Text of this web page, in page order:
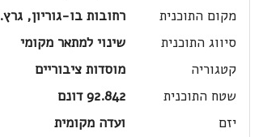
מקום התוכנית
רחובות בו-גוריון, גרץ.
סיווג התוכנית
שינוי למתאר מקומי
קטגוריה
מוסדות ציבוריים
שטח התוכנית
92.842 דונם
יזם
ועדה מקומית